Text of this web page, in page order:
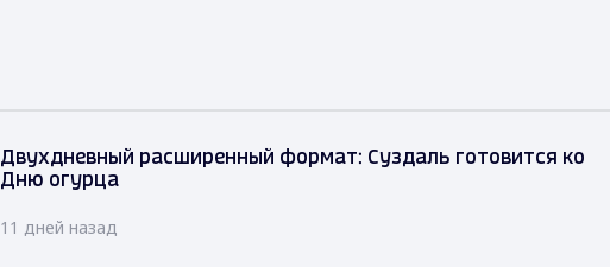
Двухдневный расширенный формат: Суздаль готовится ко
Дню огурца
11 дней назад